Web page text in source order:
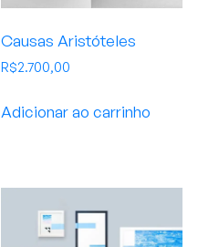
Causas Aristóteles
R$2.700,00
Adicionar ao carrinho